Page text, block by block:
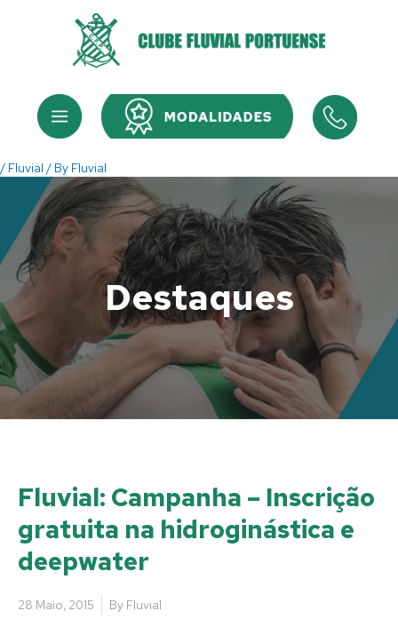
Menu Menu
/ Fluvial / By Fluvial
Destaques
Fluvial: Campanha – Inscrição
gratuita na hidroginástica e
deepwater
28 Maio, 2015 By Fluvial